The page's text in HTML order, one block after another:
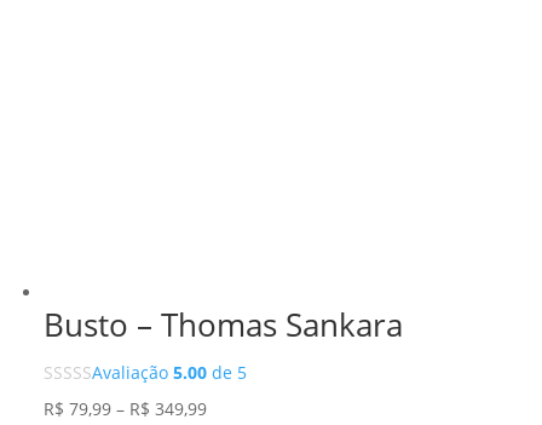
Busto – Thomas Sankara
Avaliação5.00 de 5
R$ 79,99 – R$ 349,99Faixa